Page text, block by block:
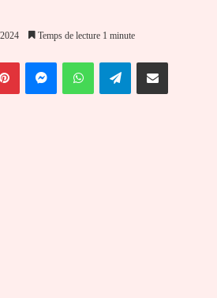
Temps de lecture 1 minute
PinterestMessengerWhatsAppTelegramPartager par email